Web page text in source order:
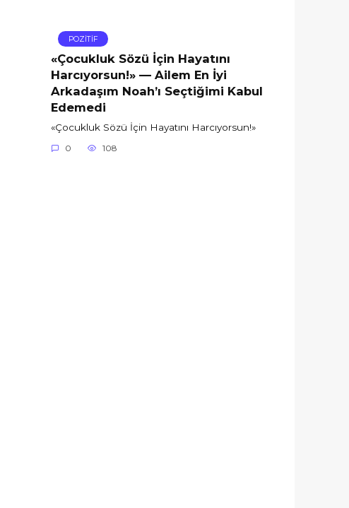
POZİTİF
«Çocukluk Sözü İçin Hayatını
Harcıyorsun!» — Ailem En İyi
Arkadaşım Noah’ı Seçtiğimi Kabul
Edemedi
«Çocukluk Sözü İçin Hayatını Harcıyorsun!»
0 108